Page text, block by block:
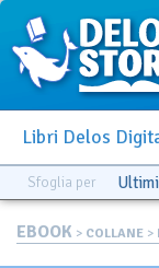
Libri Delos
Sfoglia per
EBOOK > COLLANE >